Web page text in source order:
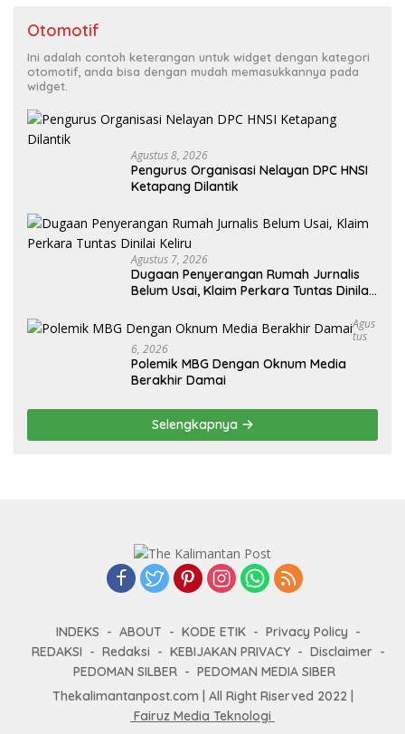
Otomotif
Ini adalah contoh keterangan untuk widget dengan kategori
otomotif, anda bisa dengan mudah memasukkannya pada
widget.
Agustus 8, 2026
Pengurus Organisasi Nelayan DPC HNSI
Ketapang Dilantik
Agustus 7, 2026
Dugaan Penyerangan Rumah Jurnalis
Belum Usai, Klaim Perkara Tuntas Dinilai
Agus
Tus
6, 2026
Polemik MBG Dengan Oknum Media
Berakhir Damai
Selengkapnya
INDEKS ABOUT KODE ETIK
Privacy Policy
REDAKSI
Redaksi KEBIJAKAN PRIVACY
Disclaimer
PEDOMAN SILBER
PEDOMAN MEDIA SIBER
Thekalimantanpost.com | All Right Riserved 2022 |
Fairuz Media Teknologi